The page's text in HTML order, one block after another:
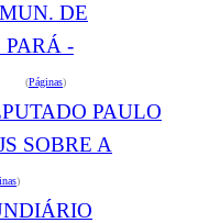
DE
PARÁ -
(Páginas)
PAULO
SOBRE A
)